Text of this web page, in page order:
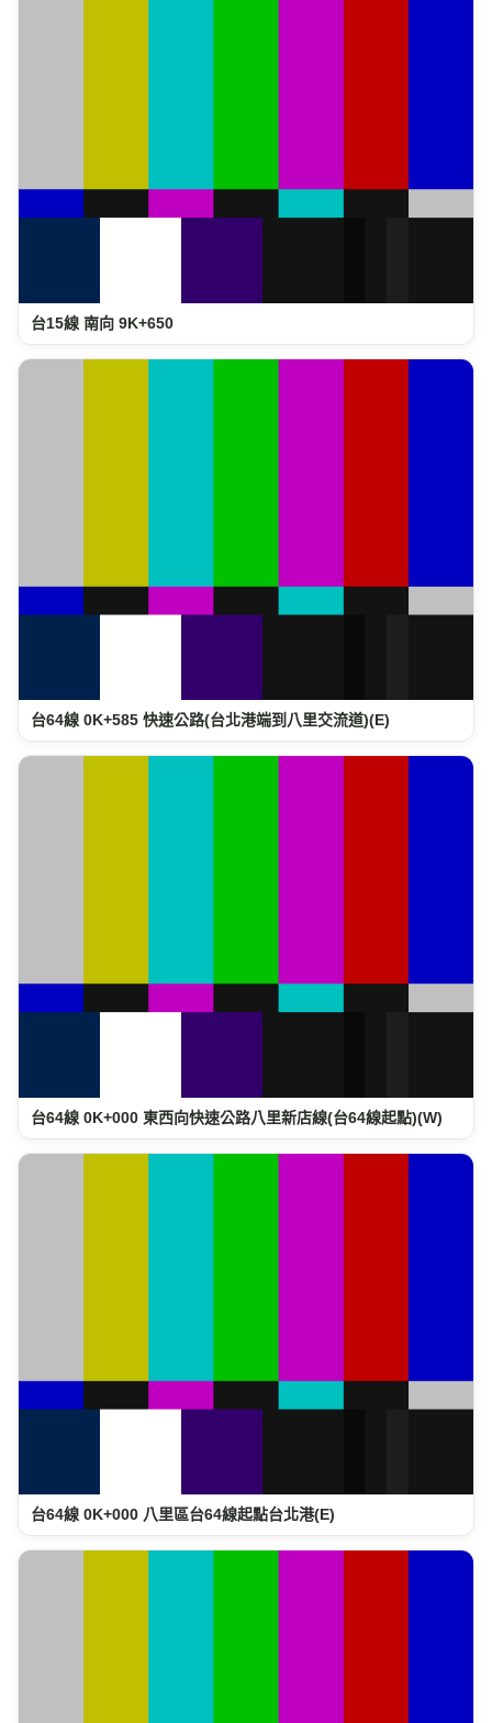
台15線 南向 9K+650
台64線 0K+585 快速公路(台北港端到八里交流道)(E)
台64線 0K+000 東西向快速公路八里新店線(台64線起點)(W)
台64線 0K+000 八里區台64線起點台北港(E)